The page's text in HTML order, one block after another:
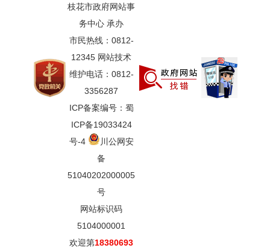
枝花市政府网站事
务中心 承办
市民热线：0812-
12345 网站技术
维护电话：0812-
3356287
ICP备案编号：蜀
ICP备19033424
号-4
川公网安
备
51040202000005
号
网站标识码
5104000001
欢迎第18380693